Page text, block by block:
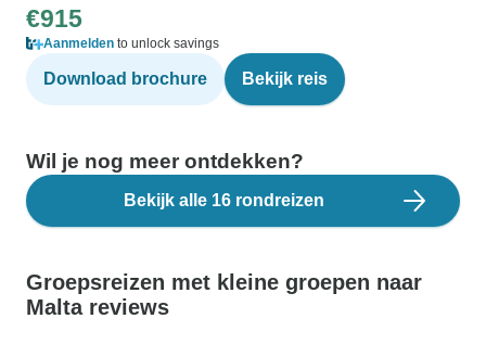
€915
Aanmelden to unlock savings
Download brochure Bekijk reis
Wil je nog meer ontdekken?
Bekijk alle 16 rondreizen
Groepsreizen met kleine groepen naar
Malta reviews